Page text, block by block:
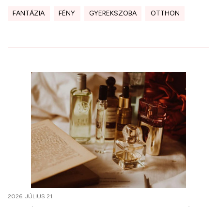
FANTÁZIA FÉNY GYEREKSZOBA OTTHON
2026. JÚLIUS 21.